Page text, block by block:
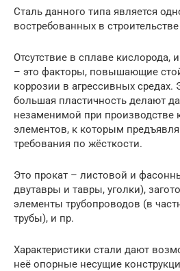
Сталь данного типа является
востребованных в
Отсутствие в сплаве кислорода,
– это факторы, повышающие
коррозии в агрессивных средах.
большая пластичность делают
незаменимой при производстве
элементов, к которым
требования по жёсткости.
Это прокат – листовой и
двутавры и тавры, уголки),
элементы трубопроводов (в
трубы), и пр.
Характеристики стали дают
неё опорные несущие